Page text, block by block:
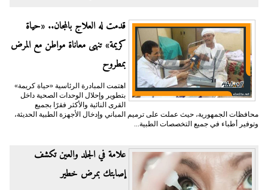
قدمت له العلاج بالمجان.. «حياة
كريمة» تنهى معاناة مواطن مع المرض
بمطروح
اهتمت المبادرة الرئاسية «حياة كريمة»
بتطوير وإحلال الوحدات الصحية داخل
القرى النائية والأكثر فقرًا بجميع
محافظات الجمهورية، حيث عملت على ترميم المباني وإدخال الأجهزة الطبية الحديثة،
وتوفير أطباء في جميع التخصصات الطبية...
علامة في الجلد والعين تكشف
إصابتك بمرض خطير